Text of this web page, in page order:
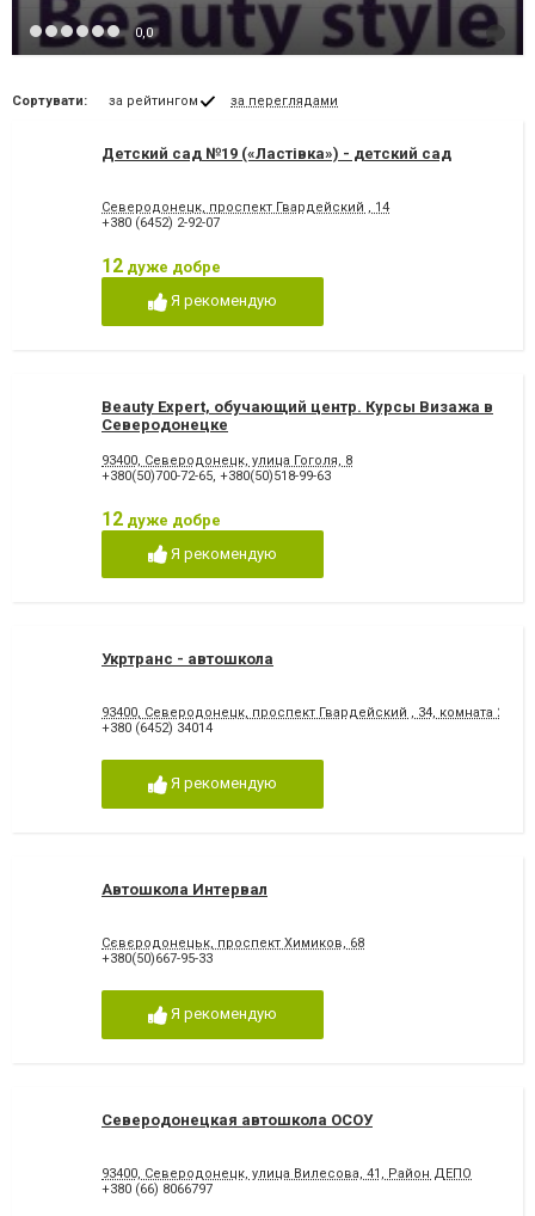
0,0
Сортувати: за рейтингом за переглядами
Детский сад №19 («Ластівка») - детский сад
Северодонецк, проспект Гвардейский , 14
+380 (6452) 2-92-07
12 дуже добре
Я рекомендую
Beauty Expert, обучающий центр. Курсы Визажа в
Северодонецке
93400, Северодонецк, улица Гоголя, 8
+380(50)700-72-65, +380(50)518-99-63
12 дуже добре
Я рекомендую
Укртранс - автошкола
93400, Северодонецк, проспект Гвардейский , 34, комната 207
+380 (6452) 34014
Я рекомендую
Автошкола Интервал
Сєвєродонецьк, проспект Химиков, 68
+380(50)667-95-33
Я рекомендую
Северодонецкая автошкола ОСОУ
93400, Северодонецк, улица Вилесова, 41, Район ДЕПО
+380 (66) 8066797